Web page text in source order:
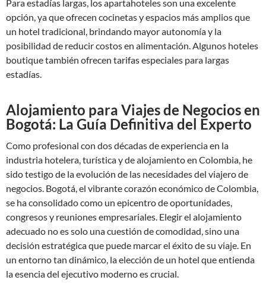
Para estadías largas, los apartahoteles son una excelente
opción, ya que ofrecen cocinetas y espacios más amplios que
un hotel tradicional, brindando mayor autonomía y la
posibilidad de reducir costos en alimentación. Algunos hoteles
boutique también ofrecen tarifas especiales para largas
estadías.
Alojamiento para Viajes de Negocios en
Bogotá: La Guía Definitiva del Experto
Como profesional con dos décadas de experiencia en la
industria hotelera, turística y de alojamiento en Colombia, he
sido testigo de la evolución de las necesidades del viajero de
negocios. Bogotá, el vibrante corazón económico de Colombia,
se ha consolidado como un epicentro de oportunidades,
congresos y reuniones empresariales. Elegir el alojamiento
adecuado no es solo una cuestión de comodidad, sino una
decisión estratégica que puede marcar el éxito de su viaje. En
un entorno tan dinámico, la elección de un hotel que entienda
la esencia del ejecutivo moderno es crucial.